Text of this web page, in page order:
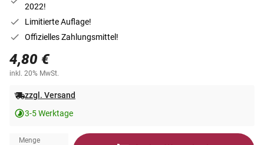
2022!
Limitierte Auflage!
Offizielles Zahlungsmittel!
4,80 €
inkl. 20% MwSt.
zzgl. Versand
3-5 Werktage
Menge